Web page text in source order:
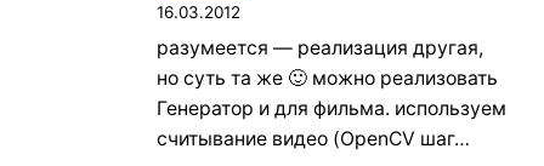
16.03.2012
разумеется — реализация другая,
но суть та же 🙂 можно реализовать
Генератор и для фильма. используем
считывание видео (OpenCV шаг…